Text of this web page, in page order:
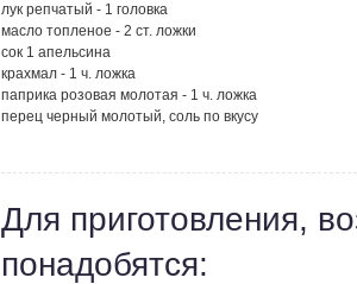
лук репчатый - 1 головка
масло топленое - 2 ст. ложки
сок 1 апельсина
крахмал - 1 ч. ложка
паприка розовая молотая - 1 ч. ложка
перец черный молотый, соль по вкусу
Для приготовления,
понадобятся: